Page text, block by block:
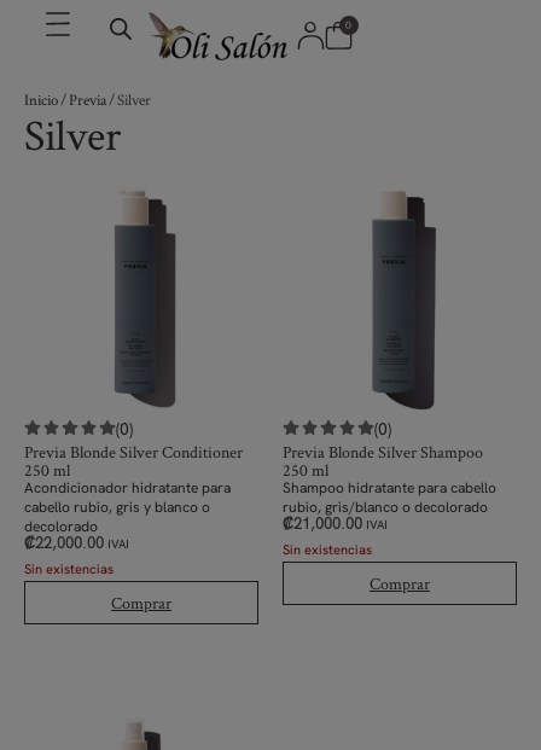
0
Inicio/Previa/ Silver
Silver
(0)
Previa Blonde Silver Conditioner
250 ml
Acondicionador hidratante para
cabello rubio, gris y blanco o
decolorado
₡22,000.00 IVAI
Sin existencias
Comprar
(0)
Previa Blonde Silver Shampoo
250 ml
Shampoo hidratante para cabello
rubio, gris/blanco o decolorado
₡21,000.00 IVAI
Sin existencias
Comprar